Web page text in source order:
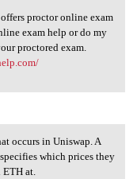
offers
proctor online exam
exam help or do my
proctored exam.
what
occurs in Uniswap. A
which prices they
at.